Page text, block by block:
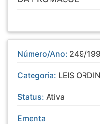
Número/Ano: 249/
Categoria: LEIS
Status: Ativa
Ementa